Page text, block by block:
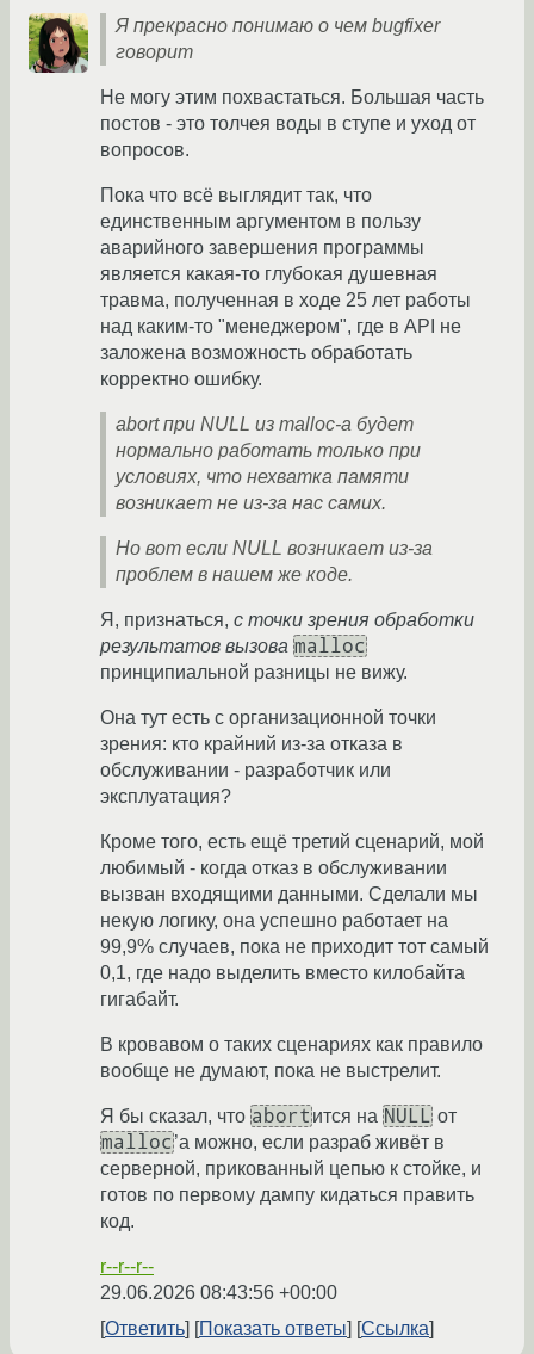
Я прекрасно понимаю о чем bugfixer
говорит
Не могу этим похвастаться. Большая часть
постов - это толчея воды в ступе и уход от
вопросов.
Пока что всё выглядит так, что
единственным аргументом в пользу
аварийного завершения программы
является какая-то глубокая душевная
травма, полученная в ходе 25 лет работы
над каким-то "менеджером", где в API не
заложена возможность обработать
корректно ошибку.
abort при NULL из malloc-а будет
нормально работать только при
условиях, что нехватка памяти
возникает не из-за нас самих.
Но вот если NULL возникает из-за
проблем в нашем же коде.
Я, признаться, с точки зрения обработки
результатов вызова malloc
принципиальной разницы не вижу.
Она тут есть с организационной точки
зрения: кто крайний из-за отказа в
обслуживании - разработчик или
эксплуатация?
Кроме того, есть ещё третий сценарий, мой
любимый - когда отказ в обслуживании
вызван входящими данными. Сделали мы
некую логику, она успешно работает на
99,9% случаев, пока не приходит тот самый
0,1, где надо выделить вместо килобайта
гигабайт.
В кровавом о таких сценариях как правило
вообще не думают, пока не выстрелит.
Я бы сказал, что abort ится на NULL от
malloc ’а можно, если разраб живёт в
серверной, прикованный цепью к стойке, и
готов по первому дампу кидаться править
код.
r--r--r--
29.06.2026 08:43:56 +00:00
Ответить
Показать ответы Ссылка